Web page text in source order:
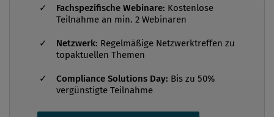
Fachspezifische Webinare: Kostenlose
Teilnahme an min. 2 Webinaren
Netzwerk: Regelmäßige Netzwerktreffen zu
topaktuellen Themen
Compliance Solutions Day: Bis zu 50%
vergünstigte Teilnahme